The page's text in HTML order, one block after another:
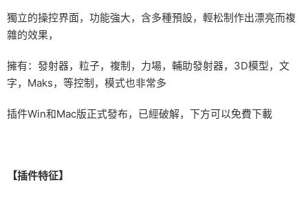
獨立的操控界面，功能強大，含多種預設，輕松制作出漂亮而複
雜的效果，
擁有：發射器，粒子，複制，力場，輔助發射器，3D模型，文
字，Maks，等控制，模式也非常多
插件Win和Mac版正式發布，已經破解，下方可以免費下載
【插件特征】